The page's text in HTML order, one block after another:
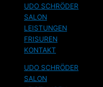
UDO SCHRÖDER
SALON
LEISTUNGEN
FRISUREN
KONTAKT
UDO SCHRÖDER
SALON